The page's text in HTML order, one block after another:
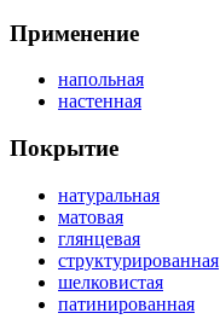
Применение
напольная
настенная
Покрытие
натуральная
матовая
глянцевая
структурированная
шелковистая
патинированная